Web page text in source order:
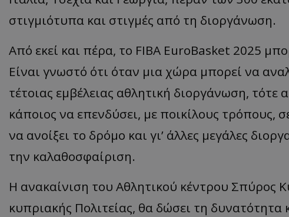
στιγμιότυπα και στιγμές από τη διοργάνωση.
Από εκεί και πέρα, το FIBA EuroBasket 2025
Είναι γνωστό ότι όταν μια χώρα μπορεί να
τέτοιας εμβέλειας αθλητική διοργάνωση, τότε
κάποιος να επενδύσει, με ποικίλους
να ανοίξει το δρόμο και γι’ άλλες μεγάλες
την καλαθοσφαίριση.
Η ανακαίνιση του Αθλητικού κέντρου Σπύρος
κυπριακής Πολιτείας, θα δώσει τη δυνατότητα